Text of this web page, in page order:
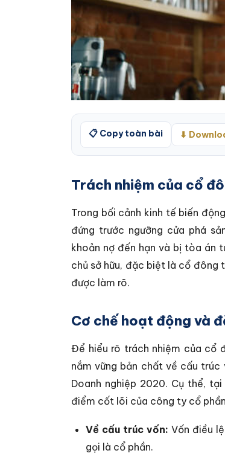
📋 Copy toàn bài ⬇
Trách nhiệm của cổ
Trong bối cảnh kinh tế biến
đứng trước ngưỡng cửa phá
khoản nợ đến hạn và bị tòa án
chủ sở hữu, đặc biệt là cổ đông
được làm rõ.
Cơ chế hoạt động và
Để hiểu rõ trách nhiệm của cổ
nắm vững bản chất về cấu
Doanh nghiệp 2020. Cụ thể,
điểm cốt lõi của công ty cổ
Về cấu trúc vốn: Vốn điều
gọi là cổ phần.